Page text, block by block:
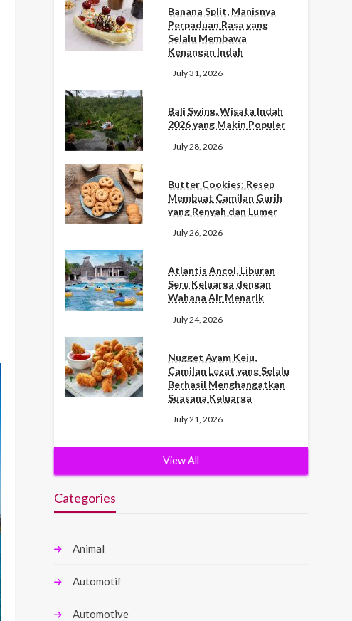
Banana Split, Manisnya
Perpaduan Rasa yang
Selalu Membawa
Kenangan Indah
July 31, 2026
Bali Swing, Wisata Indah
2026 yang Makin Populer
July 28, 2026
Butter Cookies: Resep
Membuat Camilan Gurih
yang Renyah dan Lumer
July 26, 2026
Atlantis Ancol, Liburan
Seru Keluarga dengan
Wahana Air Menarik
July 24, 2026
Nugget Ayam Keju,
Camilan Lezat yang Selalu
Berhasil Menghangatkan
Suasana Keluarga
July 21, 2026
View All
Categories
Animal
Automotif
Automotive